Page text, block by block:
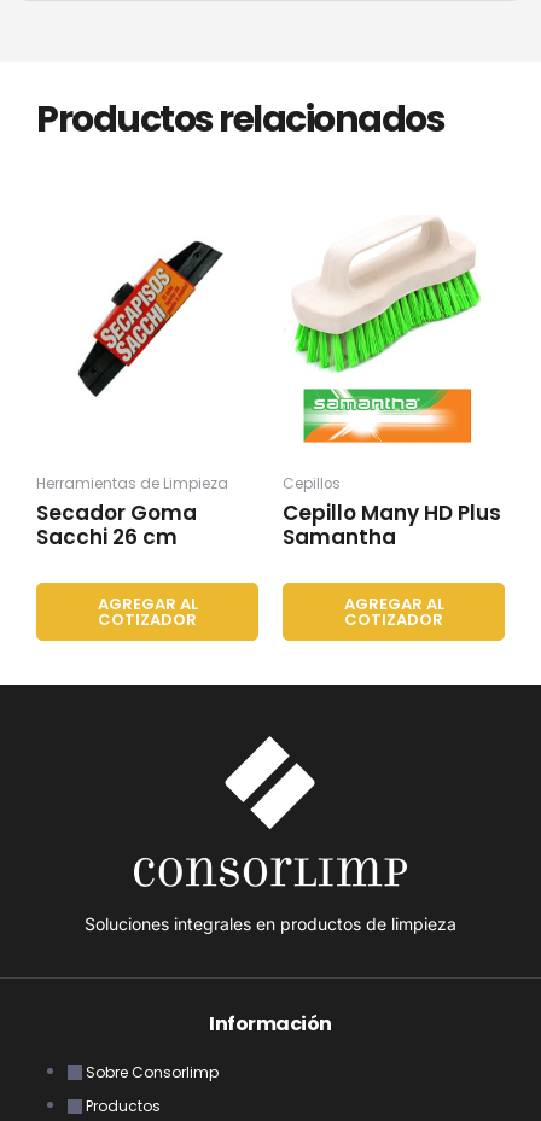
Productos relacionados
Herramientas de Limpieza
Secador Goma
Sacchi 26 cm
AGREGAR AL
COTIZADOR
Cepillos
Cepillo Many HD Plus
Samantha
AGREGAR AL
COTIZADOR
Soluciones integrales en productos de limpieza
Información
Sobre Consorlimp
Productos